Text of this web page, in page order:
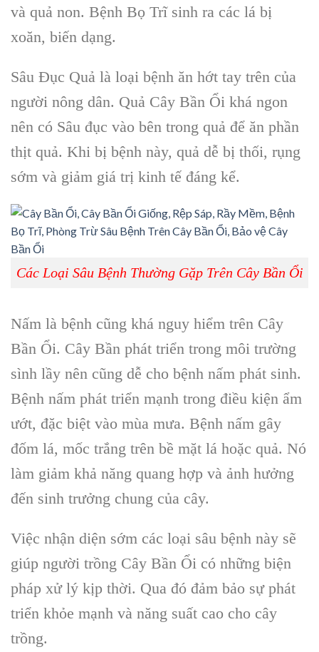
và quả non. Bệnh Bọ Trĩ sinh ra các lá bị
xoăn, biến dạng.
Sâu Đục Quả là loại bệnh ăn hớt tay trên của
người nông dân. Quả Cây Bần Ổi khá ngon
nên có Sâu đục vào bên trong quả để ăn phần
thịt quả. Khi bị bệnh này, quả dễ bị thối, rụng
sớm và giảm giá trị kinh tế đáng kể.
Các Loại Sâu Bệnh Thường Gặp Trên Cây Bần Ổi
Nấm là bệnh cũng khá nguy hiểm trên Cây
Bần Ổi. Cây Bần phát triển trong môi trường
sình lầy nên cũng dễ cho bệnh nấm phát sinh.
Bệnh nấm phát triển mạnh trong điều kiện ẩm
ướt, đặc biệt vào mùa mưa. Bệnh nấm gây
đốm lá, mốc trắng trên bề mặt lá hoặc quả. Nó
làm giảm khả năng quang hợp và ảnh hưởng
đến sinh trưởng chung của cây.
Việc nhận diện sớm các loại sâu bệnh này sẽ
giúp người trồng Cây Bần Ổi có những biện
pháp xử lý kịp thời. Qua đó đảm bảo sự phát
triển khỏe mạnh và năng suất cao cho cây
trồng.